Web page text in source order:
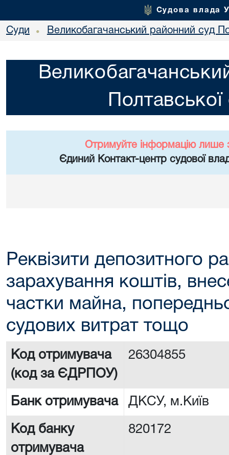
Судова влада
Суди • Великобагачанський районний суд
Полтавської
Отримуйте інформацію лише
Єдиний Контакт-центр судової
Реквізити депозитного
зарахування коштів,
частки майна,
судових витрат тощо
Код отримувача
(код за ЄДРПОУ)
26304855
Банк отримувача ДКСУ, м.Київ
Код банку
отримувача
820172